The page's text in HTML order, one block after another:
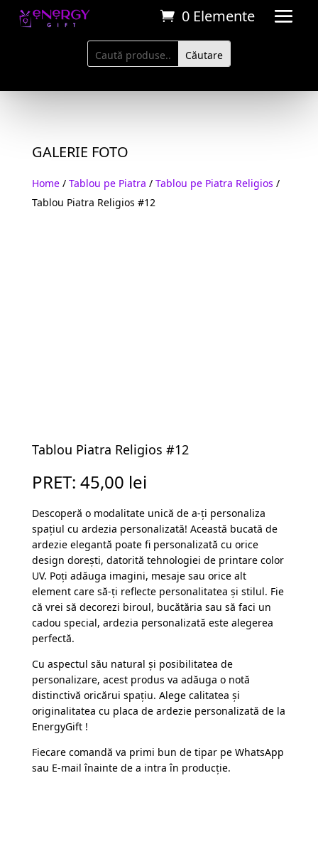
0 Elemente
GALERIE FOTO
Home/ Tablou pe Piatra / Tablou pe Piatra Religios /
Tablou Piatra Religios #12
Tablou Piatra Religios #12
PRET: 45,00 lei
Descoperă o modalitate unică de a-ți personaliza
spațiul cu ardezia personalizată! Această bucată de
ardezie elegantă poate fi personalizată cu orice
design dorești, datorită tehnologiei de printare color
UV. Poți adăuga imagini, mesaje sau orice alt
element care să-ți reflecte personalitatea și stilul. Fie
că vrei să decorezi biroul, bucătăria sau să faci un
cadou special, ardezia personalizată este alegerea
perfectă.
Cu aspectul său natural și posibilitatea de
personalizare, acest produs va adăuga o notă
distinctivă oricărui spațiu. Alege calitatea și
originalitatea cu placa de ardezie personalizată de la
EnergyGift !
Fiecare comandă va primi bun de tipar pe WhatsApp
sau E-mail înainte de a intra în producție.